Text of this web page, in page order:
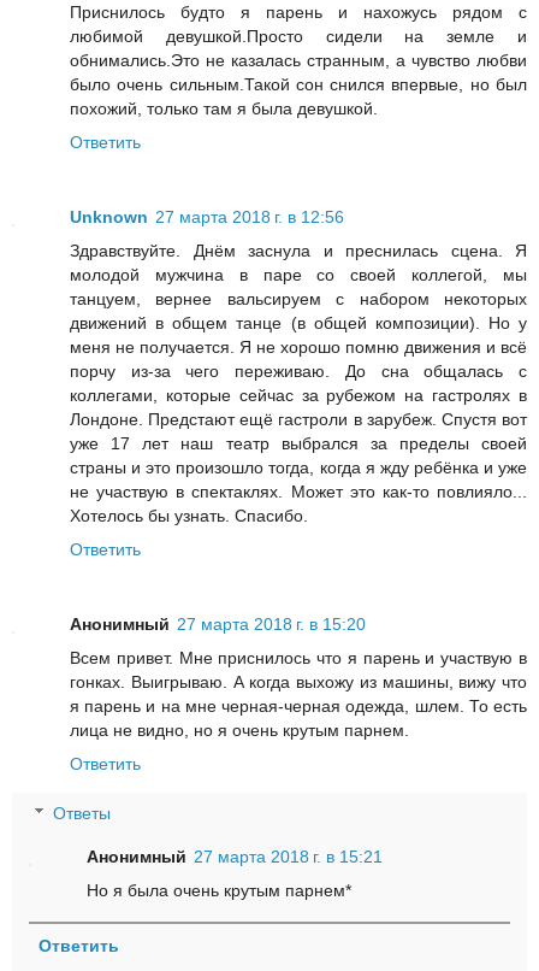
Приснилось будто я парень и нахожусь рядом с
любимой девушкой.Просто сидели на земле и
обнимались.Это не казалась странным, а чувство любви
было очень сильным.Такой сон снился впервые, но был
похожий, только там я была девушкой.
Ответить
Unknown 27 марта 2018 г. в 12:56
Здравствуйте. Днём заснула и преснилась сцена. Я
молодой мужчина в паре со своей коллегой, мы
танцуем, вернее вальсируем с набором некоторых
движений в общем танце (в общей композиции). Но у
меня не получается. Я не хорошо помню движения и всё
порчу из-за чего переживаю. До сна общалась с
коллегами, которые сейчас за рубежом на гастролях в
Лондоне. Предстают ещё гастроли в зарубеж. Спустя вот
уже 17 лет наш театр выбрался за пределы своей
страны и это произошло тогда, когда я жду ребёнка и уже
не участвую в спектаклях. Может это как-то повлияло...
Хотелось бы узнать. Спасибо.
Ответить
Анонимный 27 марта 2018 г. в 15:20
Всем привет. Мне приснилось что я парень и участвую в
гонках. Выигрываю. А когда выхожу из машины, вижу что
я парень и на мне черная-черная одежда, шлем. То есть
лица не видно, но я очень крутым парнем.
Ответить
Ответы
Анонимный 27 марта 2018 г. в 15:21
Но я была очень крутым парнем*
Ответить